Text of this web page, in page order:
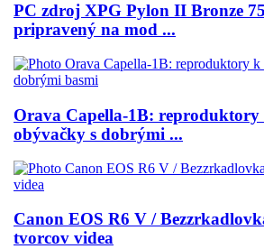
PC zdroj XPG Pylon II Bronze
pripravený na mod ...
Orava Capella-1B: reproduktory
obývačky s dobrými ...
Canon EOS R6 V /
tvorcov videa